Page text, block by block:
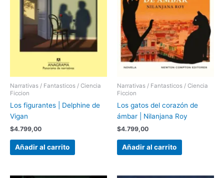
Narrativas / Fantasticos / Ciencia
Ficcion
Los figurantes | Delphine de
Vigan
$4.799,00
Añadir al carrito
Narrativas / Fantasticos / Ciencia
Ficcion
Los gatos del corazón de
ámbar | Nilanjana Roy
$4.799,00
Añadir al carrito